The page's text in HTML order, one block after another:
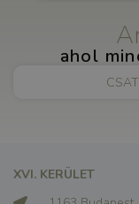
ahol
XVI. KERÜLET